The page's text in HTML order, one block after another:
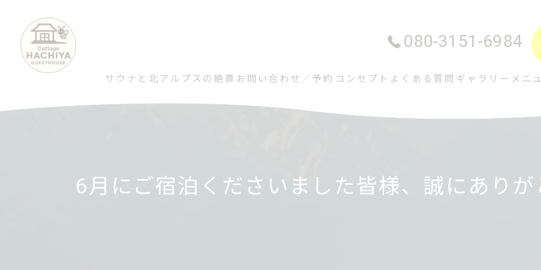
080-3151-6984
サウナと北アルプスの絶景 お問い合わせ／予約 コンセプト よくある質問 ギャラリー メニ
6月にご宿泊くださいました皆様、誠にあり